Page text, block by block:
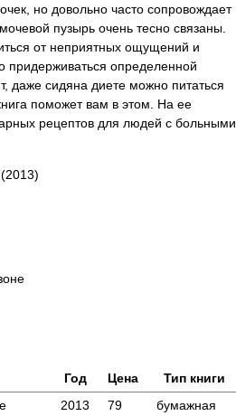
но довольно часто сопровождает
пузырь очень тесно связаны.
от неприятных ощущений и
придерживаться определенной
даже сидяна диете можно питаться
поможет вам в этом. На ее
рецептов для людей с больными
(2013)
Год Цена
Тип книги
2013 79
бумажная